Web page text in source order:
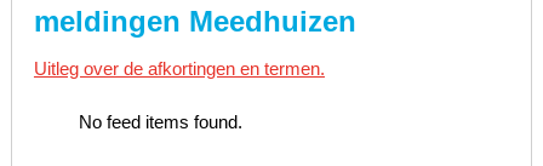
meldingen Meedhuizen
Uitleg over de afkortingen en termen.
No feed items found.